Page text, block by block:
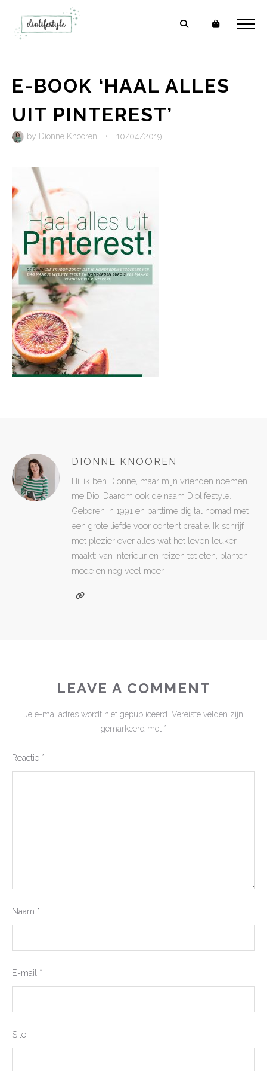
E-BOOK ‘HAAL ALLES
UIT PINTEREST’
by Dionne Knooren • 10/04/2019
DIONNE KNOOREN
Hi, ik ben Dionne, maar mijn vrienden noemen
me Dio. Daarom ook de naam Diolifestyle.
Geboren in 1991 en parttime digital nomad met
een grote liefde voor content creatie. Ik schrijf
met plezier over alles wat het leven leuker
maakt: van interieur en reizen tot eten, planten,
mode en nog veel meer.
LEAVE A COMMENT
Je e-mailadres wordt niet gepubliceerd. Vereiste velden zijn
gemarkeerd met *
Reactie *
Naam *
E-mail *
Site